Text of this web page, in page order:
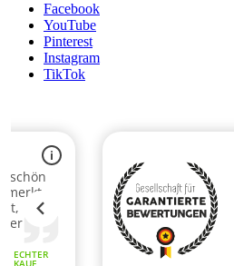
Facebook
YouTube
Pinterest
Instagram
TikTok